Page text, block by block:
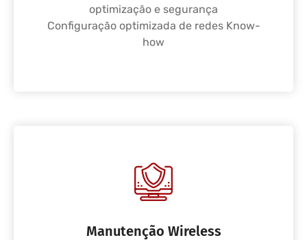
optimização e segurança
Configuração optimizada de redes Know-
how
Manutenção Wireless